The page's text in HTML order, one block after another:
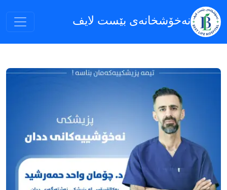
نەخۆشخانەى بێست لایف